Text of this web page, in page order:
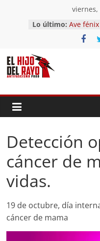
contenido
viernes,
Lo último: Ave fénix
¿Dios
First
Detección
cáncer de
vidas.
19 de octubre, día
cáncer de mama